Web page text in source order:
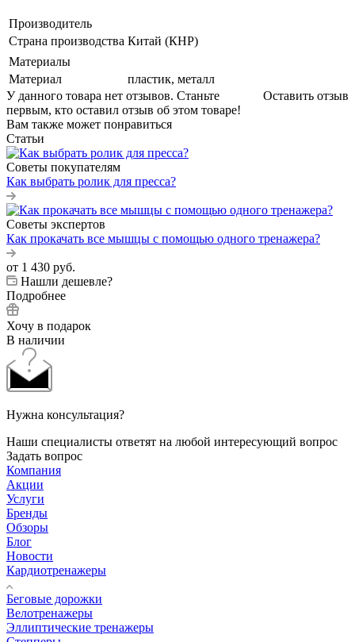
Производитель
Страна производства Китай (КНР)
Материалы
Материал
пластик, металл
Оставить отзыв
У данного товара нет отзывов. Станьте
первым, кто оставил отзыв об этом товаре!
Вам также может понравиться
Статьи
Советы покупателям
Как выбрать ролик для пресса?
Советы экспертов
Как прокачать все мышцы с помощью одного тренажера?
от 1 430 руб.
Нашли дешевле?
Подробнее
Хочу в подарок
В наличии
Нужна консультация?
Наши специалисты ответят на любой интересующий вопрос
Задать вопрос
Компания
Акции
Услуги
Бренды
Обзоры
Блог
Новости
Кардиотренажеры
Беговые дорожки
Велотренажеры
Эллиптические тренажеры